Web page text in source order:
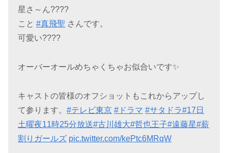
星さ～ん????
こと#真飛聖 さんです。
可愛い????
オーバーオールめちゃくちゃお似合いです✨
キャストの皆様のオフショットもこれからアップし
て参ります。#テレビ東京 #ドラマ #サタドラ#17日
土曜夜11時25分放送#古川雄大#哲也王子#遠藤星#薪
割りガールズ pic.twitter.com/kePtc6MRqW